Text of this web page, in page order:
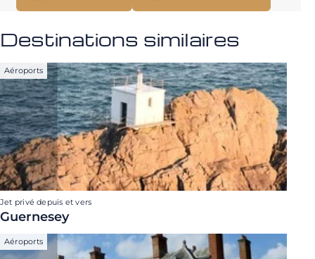
Destinations similaires
Aéroports
Jet privé depuis et vers
Guernesey
Aéroports